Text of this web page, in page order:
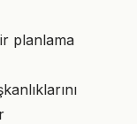
planlama